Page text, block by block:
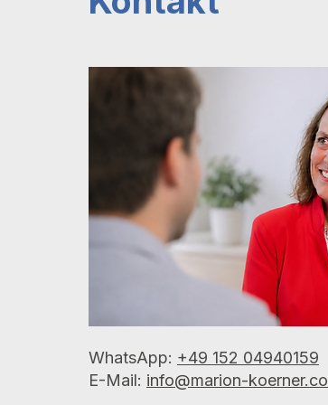
WhatsApp: +49 152 04940159
E-Mail: info@marion-